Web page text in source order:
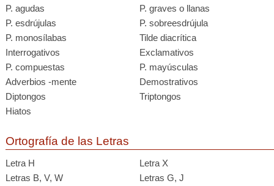
P. agudas
P. graves o llanas
P. esdrújulas
P. sobreesdrújula
P. monosílabas
Tilde diacrítica
Interrogativos
Exclamativos
P. compuestas
P. mayúsculas
Adverbios -mente
Demostrativos
Diptongos
Triptongos
Hiatos
Ortografía de las Letras
Letra H
Letra X
Letras B, V, W
Letras G, J